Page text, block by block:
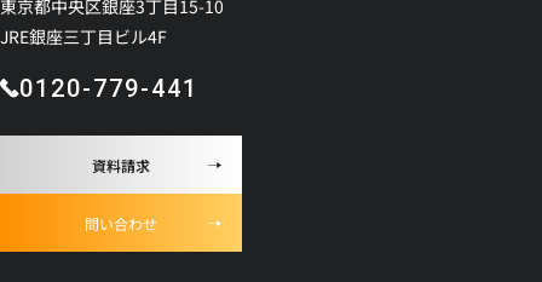
東京都中央区銀座3丁目15-10
JRE銀座三丁目ビル4F
0120-779-441
資料請求
問い合わせ